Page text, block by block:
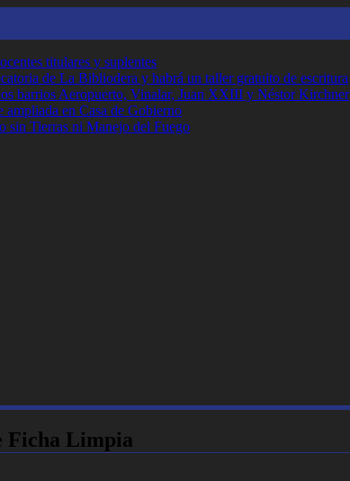
titulares y suplentes
de La Bibliodera y habrá un taller gratuito de escritura
barrios Aeropuerto, Vinalar, Juan XXIII y Néstor Kirchner
en Casa de Gobierno
sin Tierras ni Manejo del Fuego
Ficha Limpia